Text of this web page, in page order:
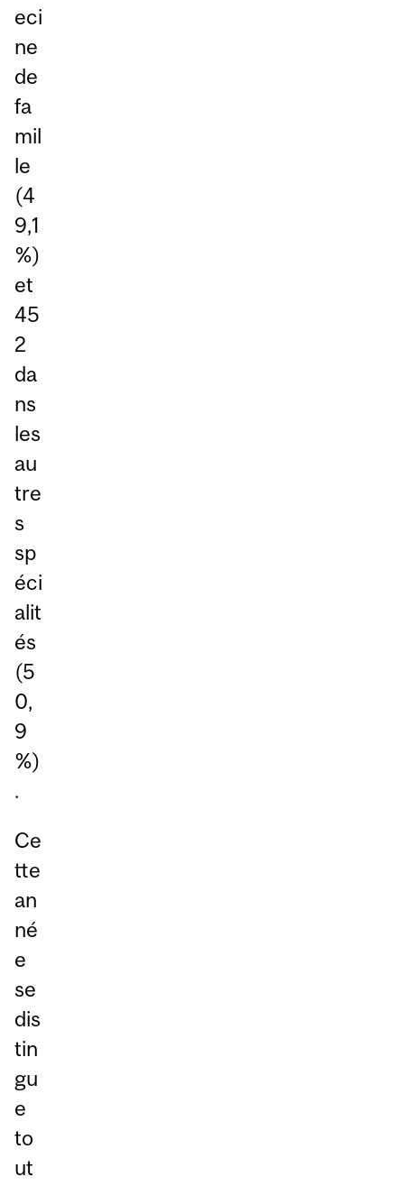
eci
ne
de
fa
mil
le
(4
9,1
%)
et
45
2
da
ns
les
au
tre
s
sp
éci
alit
és
(5
0,
9
%)
.
Ce
tte
an
né
e
se
dis
tin
gu
e
to
ut